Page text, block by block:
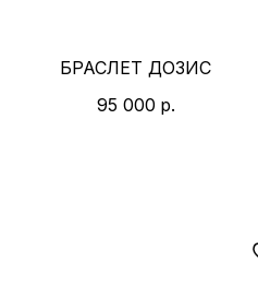
БРАСЛЕТ ДОЗИС
95 000 р.